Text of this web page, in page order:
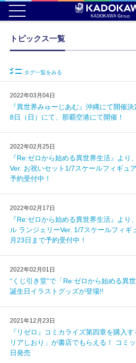
トピックス一覧
タグ一覧をみる
2022年03月04日
『異世界みゅーじあむ』沖縄にて開催
8日（日）にて、那覇空港にて開催！
2022年02月25日
『Re:ゼロから始める異世界生活』より
Ver. お祝いセット1/7スケールフィギ
予約受付中！
2022年02月17日
『Re:ゼロから始める異世界生活』より
ル ランジェリーVer. 1/7スケールフィ
月23日まで予約受付中！
2022年02月01日
“くじ引き堂”で「Re:ゼロから始める異
誕生日イラストグッズが登場!!
2021年12月23日
『リゼロ』コミカライズ第四章を購入
リアしおり」が書店でもらえる！ コミ
日発売